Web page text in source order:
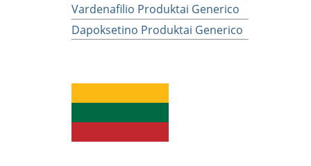
Vardenafilio Produktai Generico
Dapoksetino Produktai Generico